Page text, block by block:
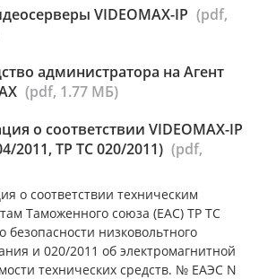
VIDEOMAX-IP (pdf,
администратора на Агент
(pdf, 1.77 МБ)
о соответствии VIDEOMAX-IP
2011, ТР ТС 020/2011) (pdf,
о соответствии техническим
Таможенного союза (ЕАС) ТР ТС
безопасности низковольтного
и 020/2011 об электромагнитной
технических средств. № ЕАЭС N